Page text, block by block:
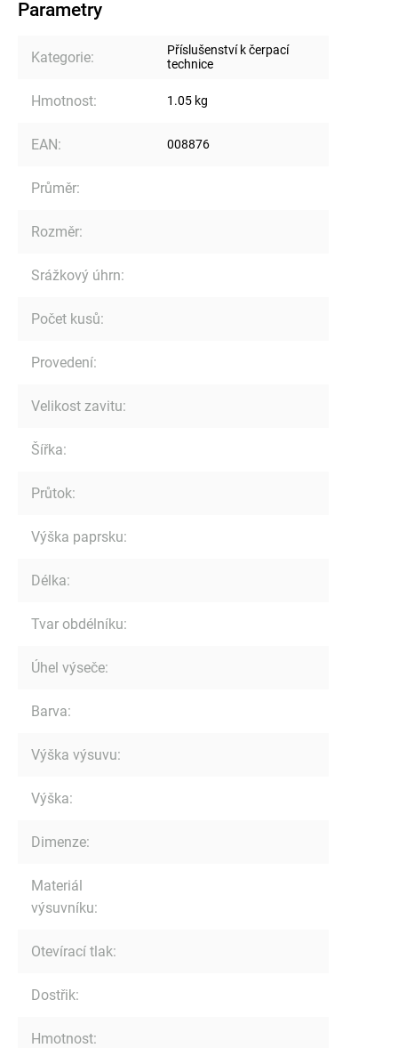
Parametry
Kategorie:
Příslušenství k čerpací
technice
Hmotnost: 1.05 kg
EAN: 008876
Průměr:
Rozměr:
Srážkový úhrn:
Počet kusů:
Provedení:
Velikost zavitu:
Šířka:
Průtok:
Výška paprsku:
Délka:
Tvar obdélníku:
Úhel výseče:
Barva:
Výška výsuvu:
Výška:
Dimenze:
Materiál
výsuvníku:
Otevírací tlak:
Dostřik:
Hmotnost: